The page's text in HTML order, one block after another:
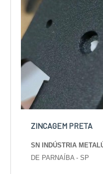
ZINCAGEM PRETA
SN INDÚSTRIA
DE PARNAÍBA - SP